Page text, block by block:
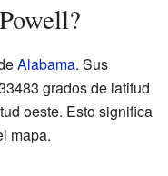
Alabama. Sus
grados de latitud
oeste. Esto significa
mapa.